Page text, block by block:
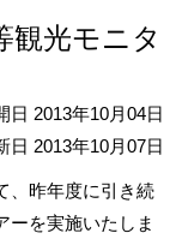
光モニタ
日 2013年10月04日
日 2013年10月07日
、昨年度に引き続
ーを実施いたしま